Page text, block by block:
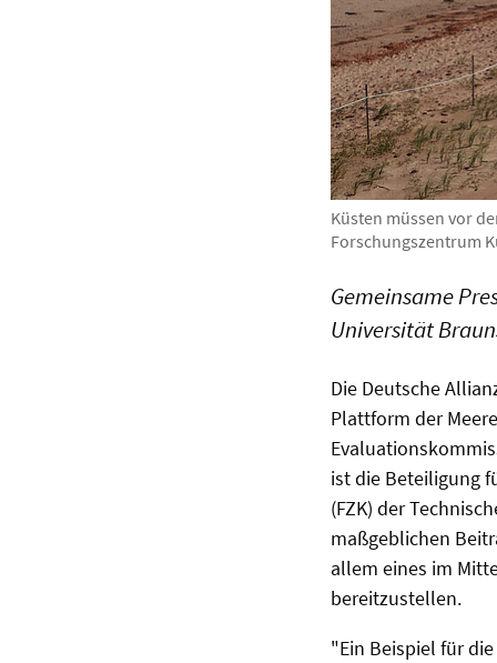
Küsten müssen vor
Forschungszentrum
Gemeinsame
Universität
Die Deutsche
Plattform der
ist die Beteiligung
(FZK) der
maßgeblichen
allem eines im
bereitzustellen.
"Ein Beispiel für